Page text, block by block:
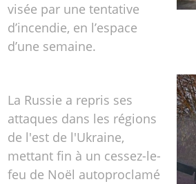
visée par une tentative
d’incendie, en l’espace
d’une semaine.
La Russie a repris ses
attaques dans les régions
de l'est de l'Ukraine,
mettant fin à un cessez-le-
feu de Noël autoproclamé